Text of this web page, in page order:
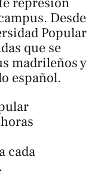
Desde
Popular
que se
madrileños y
español.
cada